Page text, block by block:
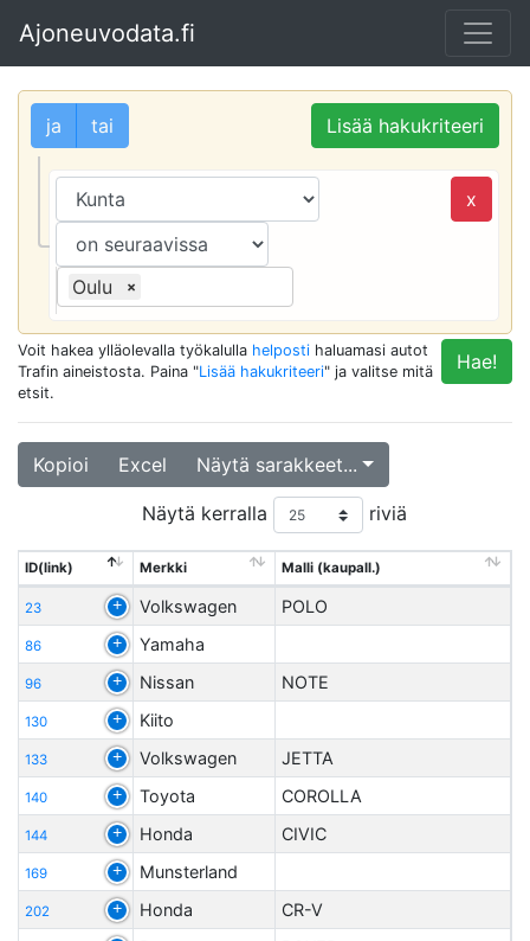
Ajoneuvodata.fi
Lisää hakukriteeri
ja tai
x
Oulu ×
Hae!
Voit hakea ylläolevalla työkalulla helposti haluamasi autot
Trafin aineistosta. Paina "Lisää hakukriteeri" ja valitse mitä
etsit.
Kopioi Excel Näytä sarakkeet...
Näytä kerralla riviä
ID(link) Merkki Malli (kaupall.)
23 Volkswagen POLO
86 Yamaha
96 Nissan NOTE
130 Kiito
133 Volkswagen JETTA
140 Toyota COROLLA
144 Honda CIVIC
169 Munsterland
202 Honda CR-V